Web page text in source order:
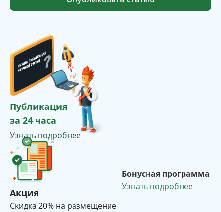
Публикация
за 24 часа
Узнать подробнее
Акция
Cкидка 20% на размещение
Бонусная программа
Узнать подробнее